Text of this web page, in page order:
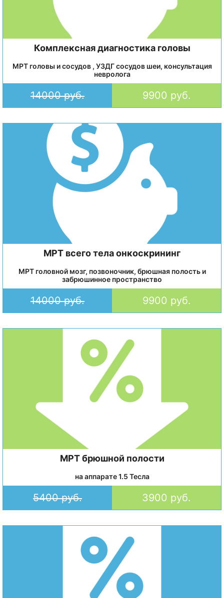
Комплексная диагностика головы
МРТ головы и сосудов , УЗДГ сосудов шеи, консультация
невролога
14000 руб. 9900 руб.
МРТ всего тела онкоскрининг
МРТ головной мозг, позвоночник, брюшная полость и
забрюшинное пространство
14000 руб. 9900 руб.
МРТ брюшной полости
на аппарате 1.5 Тесла
5400 руб. 3900 руб.